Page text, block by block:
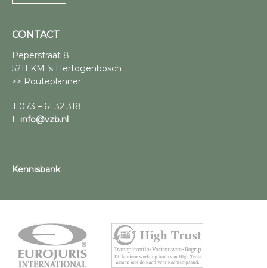
CONTACT
Peperstraat 8
5211 KM ’s Hertogenbosch
>> Routeplanner
T 073 – 61 32 318
E info@vzb.nl
Kennisbank